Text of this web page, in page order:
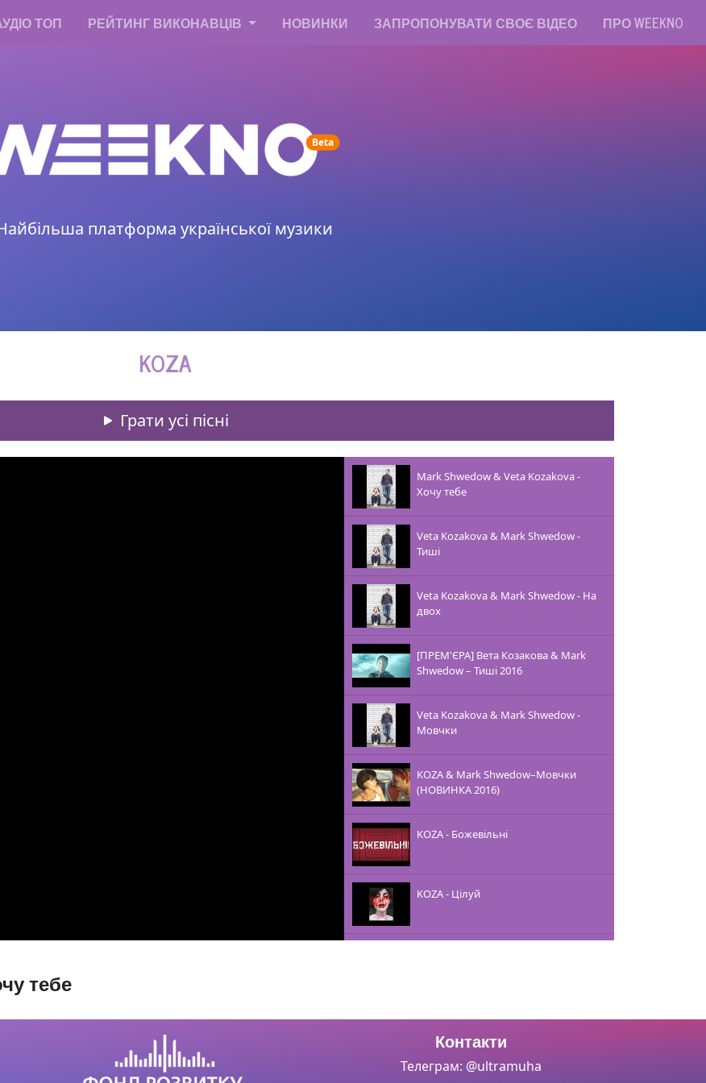
ТОП РЕЙТИНГ ВИКОНАВЦІВ НОВИНКИ ЗАПРОПОНУВАТИ СВОЄ ВІДЕО ПРО WEEKNO
Betaunread messages
платформа української музики
KOZA
Грати усі пісні
Mark Shwedow & Veta Kozakova -
Хочу тебе
Veta Kozakova & Mark Shwedow -
Тишi
Veta Kozakova & Mark Shwedow - На
двох
[ПРЕМ'ЄРА] Вета Козакова & Mark
Shwedow – Тиші 2016
Veta Kozakova & Mark Shwedow -
Мовчки
KOZA & Mark Shwedow–Мовчки
(НОВИНКА 2016)
KOZA - Божевільні
KOZA - Цілуй
Mark Shwedow & Veta Kozakova - Ну
тебе
Контакти
Телеграм: @ultramuha